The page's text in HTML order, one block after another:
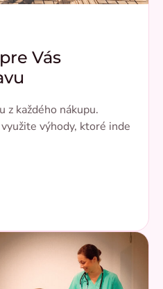
Vás
z každého nákupu.
výhody, ktoré inde